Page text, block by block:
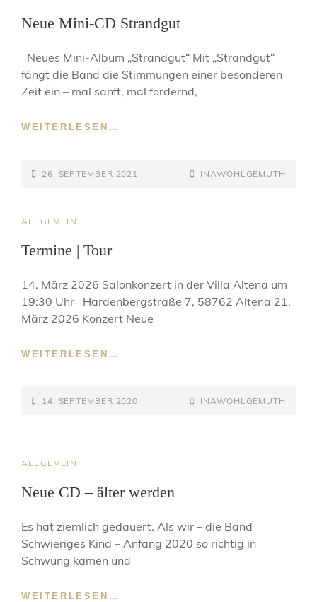
Neue Mini-CD Strandgut
Neues Mini-Album „Strandgut“ Mit „Strandgut“
fängt die Band die Stimmungen einer besonderen
Zeit ein – mal sanft, mal fordernd,
WEITERLESEN…
STRANDGUT
POSTED-
26. SEPTEMBER 2021
BY
BYLINE
INAWOHLGEMUTH
CAT
ALLGEMEIN
Termine | Tour
14. März 2026 Salonkonzert in der Villa Altena um
19:30 Uhr Hardenbergstraße 7, 58762 Altena 21.
März 2026 Konzert Neue
WEITERLESEN…
POSTED-
14. SEPTEMBER 2020
BY
BYLINE
INAWOHLGEMUTH
CAT
ALLGEMEIN
Neue CD – älter werden
Es hat ziemlich gedauert. Als wir – die Band
Schwieriges Kind – Anfang 2020 so richtig in
Schwung kamen und
WEITERLESEN…